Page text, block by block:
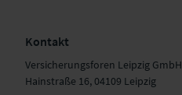
Kontakt
Versicherungsforen Leipzig GmbH
Hainstraße 16, 04109 Leipzig